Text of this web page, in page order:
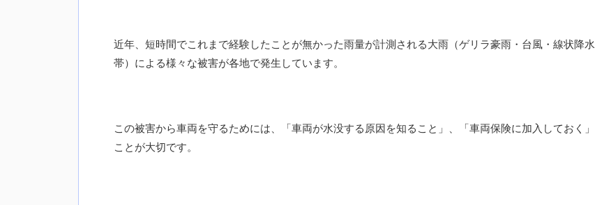
近年、短時間でこれまで経験したことが無かった雨量が計測される大雨（ゲリラ豪雨・台風・線状降水
帯）による様々な被害が各地で発生しています。
この被害から車両を守るためには、「車両が水没する原因を知ること」、「車両保険に加入しておく」
ことが大切です。